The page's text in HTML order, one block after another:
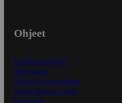
Ohjeet
Ensitilaajan ohjeet
Näin maksat
Näin tilaat ja muokkaat
Kaikki ohjeet ja vinkit
In English